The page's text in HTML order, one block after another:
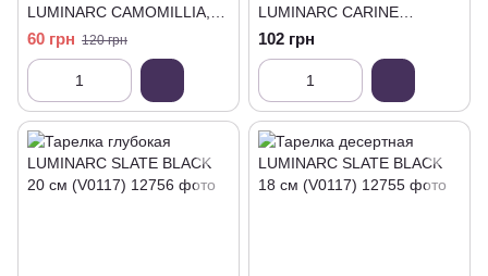
LUMINARC CAMOMILLIA,
20 см (P0549)
60 грн 120 грн
LUMINARC CARINE
GRANIT, 21 см (N6612)
102 грн